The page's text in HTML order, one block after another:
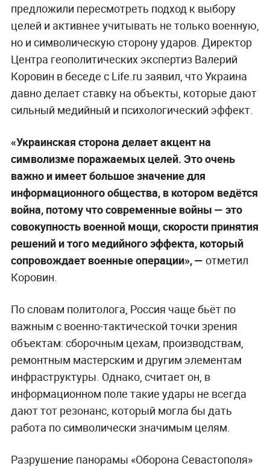
предложили пересмотреть подход к выбору
целей и активнее учитывать не только военную,
но и символическую сторону ударов. Директор
Центра геополитических экспертиз Валерий
Коровин в беседе с Life.ru заявил, что Украина
давно делает ставку на объекты, которые дают
сильный медийный и психологический эффект.
«Украинская сторона делает акцент на
символизме поражаемых целей. Это очень
важно и имеет большое значение для
информационного общества, в котором ведётся
война, потому что современные войны — это
совокупность военной мощи, скорости принятия
решений и того медийного эффекта, который
сопровождает военные операции», — отметил
Коровин.
По словам политолога, Россия чаще бьёт по
важным с военно-тактической точки зрения
объектам: сборочным цехам, производствам,
ремонтным мастерским и другим элементам
инфраструктуры. Однако, считает он, в
информационном поле такие удары не всегда
дают тот резонанс, который могла бы дать
работа по символически значимым целям.
Разрушение панорамы «Оборона Севастополя»